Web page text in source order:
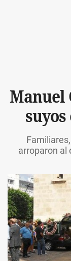
Manuel
arroparon al